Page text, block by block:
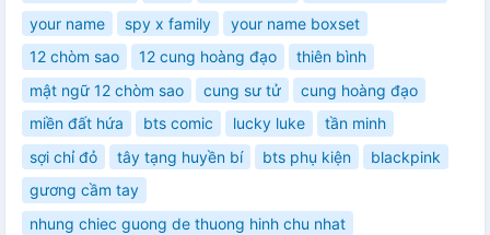
your name
spy x family
your name boxset
12 chòm sao
12 cung hoàng đạo
thiên bình
mật ngữ 12 chòm sao
cung sư tử
cung hoàng đạo
miền đất hứa
bts comic lucky luke
tần minh
sợi chỉ đỏ
tây tạng huyền bí bts phụ kiện
blackpink
gương cầm tay
nhung chiec guong de thuong hinh chu nhat